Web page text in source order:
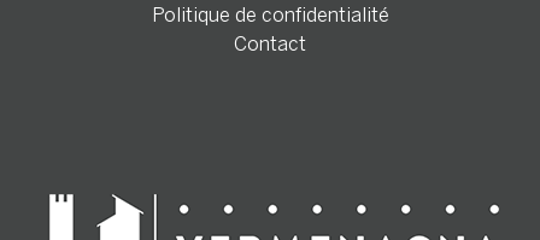
Politique de confidentialité
Contact